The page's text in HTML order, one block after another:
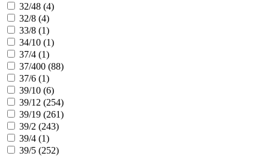
32/48 (4)
32/8 (4)
33/8 (1)
34/10 (1)
37/4 (1)
37/400 (88)
37/6 (1)
39/10 (6)
39/12 (254)
39/19 (261)
39/2 (243)
39/4 (1)
39/5 (252)